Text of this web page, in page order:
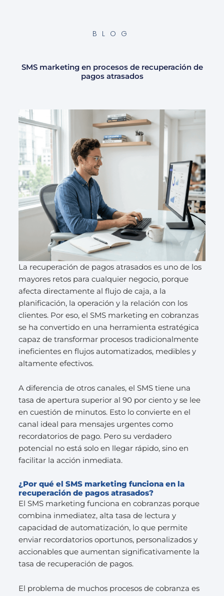
BLOG
SMS marketing en procesos de recuperación de
pagos atrasados
La recuperación de pagos atrasados es uno de los
mayores retos para cualquier negocio, porque
afecta directamente al flujo de caja, a la
planificación, la operación y la relación con los
clientes. Por eso, el SMS marketing en cobranzas
se ha convertido en una herramienta estratégica
capaz de transformar procesos tradicionalmente
ineficientes en flujos automatizados, medibles y
altamente efectivos.
A diferencia de otros canales, el SMS tiene una
tasa de apertura superior al 90 por ciento y se lee
en cuestión de minutos. Esto lo convierte en el
canal ideal para mensajes urgentes como
recordatorios de pago. Pero su verdadero
potencial no está solo en llegar rápido, sino en
facilitar la acción inmediata.
¿Por qué el SMS marketing funciona en la
recuperación de pagos atrasados?
El SMS marketing funciona en cobranzas porque
combina inmediatez, alta tasa de lectura y
capacidad de automatización, lo que permite
enviar recordatorios oportunos, personalizados y
accionables que aumentan significativamente la
tasa de recuperación de pagos.
El problema de muchos procesos de cobranza es